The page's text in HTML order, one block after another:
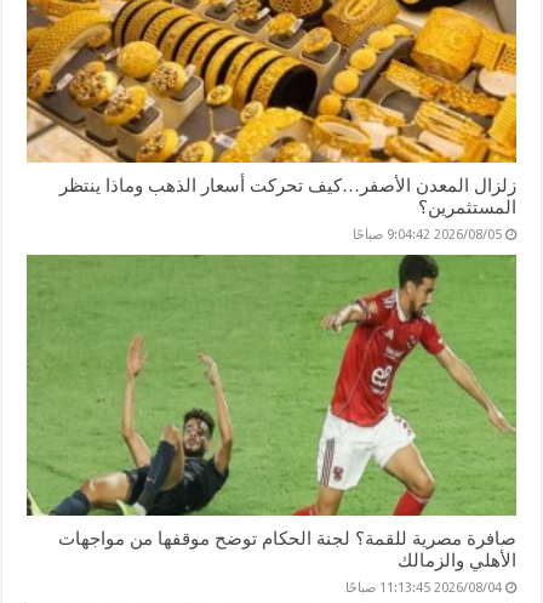
زلزال المعدن الأصفر…كيف تحركت أسعار الذهب وماذا ينتظر
المستثمرين؟
2026/08/05 9:04:42 صباحًا
صافرة مصرية للقمة؟ لجنة الحكام توضح موقفها من مواجهات
الأهلي والزمالك
2026/08/04 11:13:45 صباحًا